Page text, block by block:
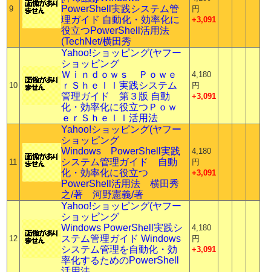
9
PowerShell実践システム管
理ガイド 自動化・効率化に
役立つPowerShell活用法
(TechNet/横田秀
円
+3,091
10
Yahoo!ショッピング(ヤフー
ショッピング
Ｗｉｎｄｏｗｓ Ｐｏｗｅ
ｒＳｈｅｌｌ実践システム
管理ガイド 第３版 自動
化・効率化に役立つＰｏｗ
ｅｒＳｈｅｌｌ活用法
4,180
円
+3,091
11
Yahoo!ショッピング(ヤフー
ショッピング
Windows PowerShell実践
システム管理ガイド 自動
化・効率化に役立つ
PowerShell活用法 横田秀
之/著 河野憲義/著
4,180
円
+3,091
12
Yahoo!ショッピング(ヤフー
ショッピング
Windows PowerShell実践シ
ステム管理ガイド Windows
システム管理を自動化・効
率化するためのPowerShell
4,180
円
+3,091